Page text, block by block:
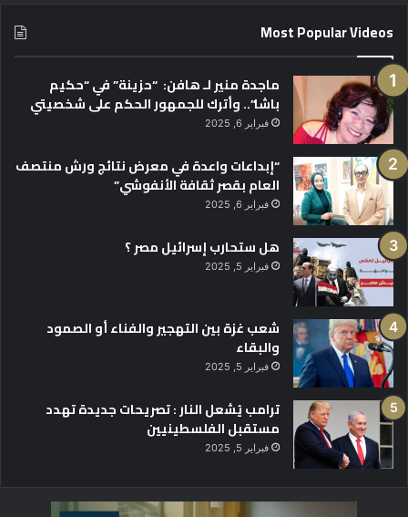
Most Popular Videos
ماجدة منير لـ هافن: “حزينة” في “حكيم
باشا”.. وأترك للجمهور الحكم على شخصيتي
فبراير 6, 2025
“إبداعات واعدة في معرض نتائج ورش منتصف
العام بقصر ثقافة الأنفوشي”
فبراير 6, 2025
هل ستحارب إسرائيل مصر ؟
فبراير 5, 2025
شعب غزة بين التهجير والفناء أو الصمود
والبقاء
فبراير 5, 2025
ترامب يُشعل النار : تصريحات جديدة تهدد
مستقبل الفلسطينيين
فبراير 5, 2025